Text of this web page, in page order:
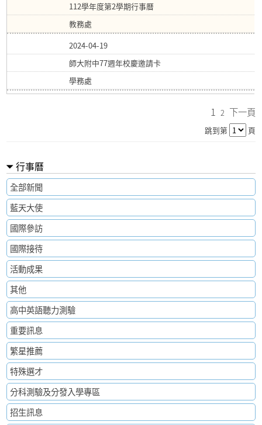
112學年度第2學期行事曆
教務處
2024-04-19
師大附中77週年校慶邀請卡
學務處
1 2 下一頁
跳到第 頁
行事曆
全部新聞
藍天大使
國際參訪
國際接待
活動成果
其他
高中英語聽力測驗
重要訊息
繁星推薦
特殊選才
分科測驗及分發入學專區
招生訊息